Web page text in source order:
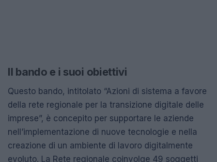
Il bando e i suoi obiettivi
Questo bando, intitolato “Azioni di sistema a favore
della rete regionale per la transizione digitale delle
imprese”, è concepito per supportare le aziende
nell’implementazione di nuove tecnologie e nella
creazione di un ambiente di lavoro digitalmente
evoluto. La Rete regionale coinvolge 49 soggetti